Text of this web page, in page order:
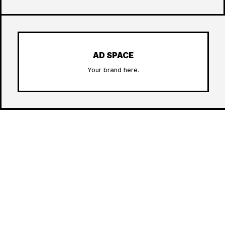
AD SPACE
Your brand here.